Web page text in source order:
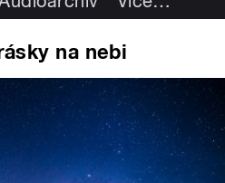
na nebi